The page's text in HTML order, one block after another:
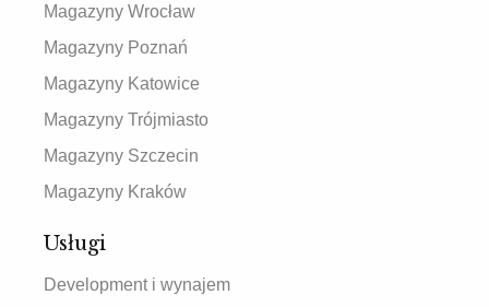
Magazyny Wrocław
Magazyny Poznań
Magazyny Katowice
Magazyny Trójmiasto
Magazyny Szczecin
Magazyny Kraków
Usługi
Development i wynajem